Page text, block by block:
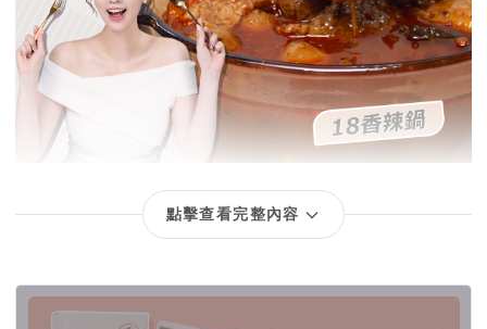
大家好，我是愛雅，
「愛雅辣呦」是延續愛的品牌。
為了已在彼岸的媽媽茹素，我想要傳承媽媽對我那份用
心料理的愛，打造同時兼具健康與美味的素食。不管你
點擊查看完整內容
回饋項目